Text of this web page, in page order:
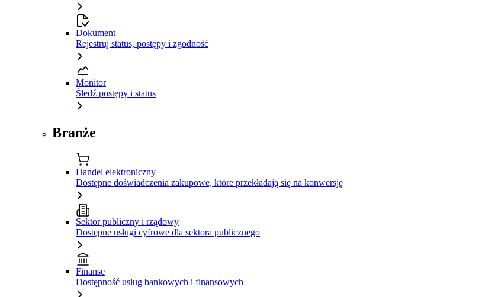
Dokument
Rejestruj status, postępy i zgodność
Monitor
Śledź postępy i status
Branże
Handel elektroniczny
Dostępne doświadczenia zakupowe, które przekładają się na konwersję
Sektor publiczny i rządowy
Dostępne usługi cyfrowe dla sektora publicznego
Finanse
Dostępność usług bankowych i finansowych